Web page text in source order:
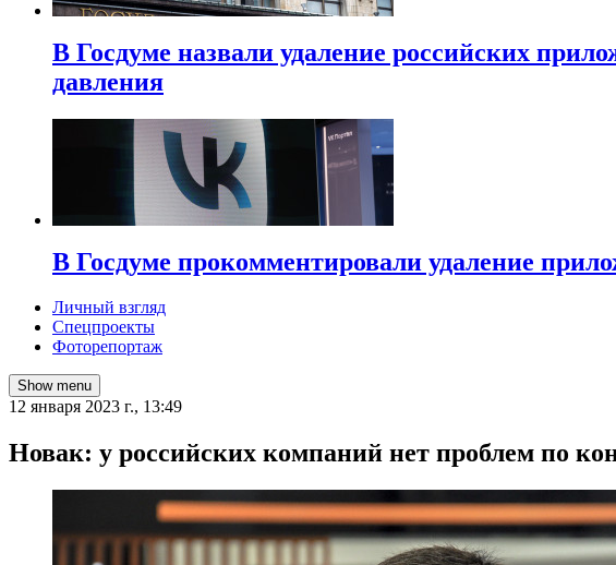
В Госдуме назвали удаление российских
давления
В Госдуме прокомментировали удаление
Личный взгляд
Спецпроекты
Фоторепортаж
Show menu
12 января 2023 г., 13:49
​Новак: у российских компаний нет проблем по